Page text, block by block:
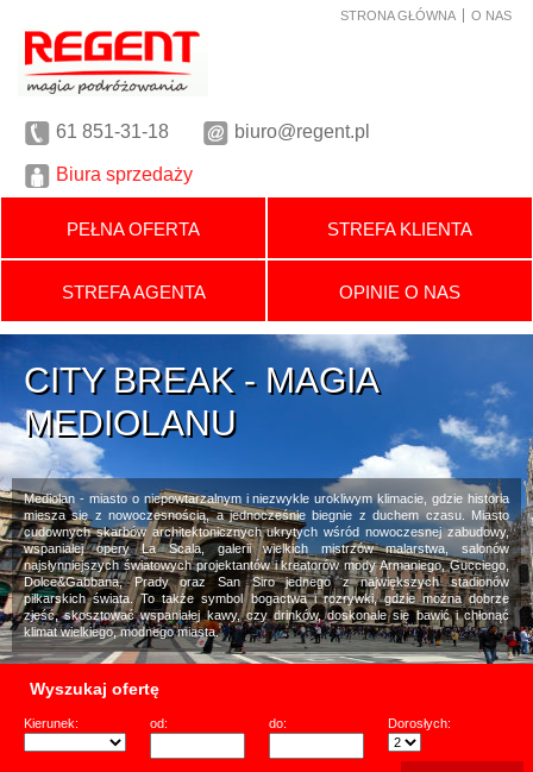
STRONA GŁÓWNA O NAS
61 851-31-18 biuro@regent.pl
Biura sprzedaży
PEŁNA OFERTA STREFA KLIENTA
STREFA AGENTA OPINIE O NAS
CITY BREAK - MAGIA
MEDIOLANU
CITY BREAK - MAGIA
MEDIOLANU
Mediolan - miasto o niepowtarzalnym i niezwykle urokliwym klimacie, gdzie historia
miesza się z nowoczesnością, a jednocześnie biegnie z duchem czasu. Miasto
cudownych skarbów architektonicznych ukrytych wśród nowoczesnej zabudowy,
wspaniałej opery La Scala, galerii wielkich mistrzów malarstwa, salonów
najsłynniejszych światowych projektantów i kreatorów mody Armaniego, Gucciego,
Dolce&Gabbana, Prady oraz San Siro jednego z największych stadionów
piłkarskich świata. To także symbol bogactwa i rozrywki, gdzie można dobrze
zjeść, skosztować wspaniałej kawy, czy drinków, doskonale się bawić i chłonąć
klimat wielkiego, modnego miasta.
Wyszukaj ofertę
Kierunek: od: do: Dorosłych: